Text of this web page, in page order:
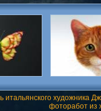
художника
фоторабот из